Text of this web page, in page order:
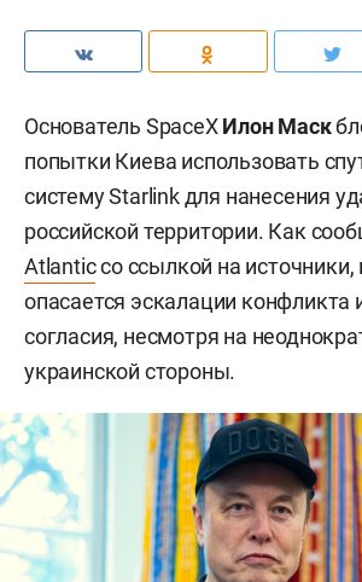
Основатель SpaceXИлон Маск
попытки Киева использовать
систему Starlink для нанесения
российской территории. Как
Atlanticсо ссылкой на
опасается эскалации конфликта
согласия, несмотря на
украинской стороны.